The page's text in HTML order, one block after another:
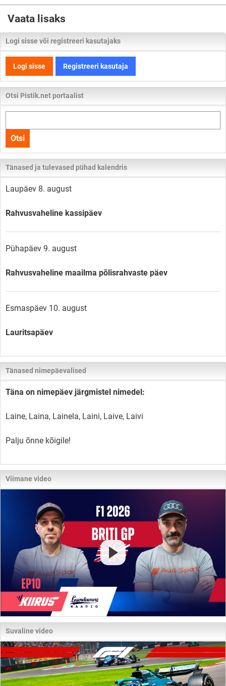
Vaata lisaks
Logi sisse või registreeri kasutajaks
Logi sisse Registreeri kasutaja
Otsi Pistik.net portaalist
kogu
lehelt
Otsi
Tänased ja tulevased pühad kalendris
Laupäev 8. august
Rahvusvaheline kassipäev
Pühapäev 9. august
Rahvusvaheline maailma põlisrahvaste päev
Esmaspäev 10. august
Lauritsapäev
Tänased nimepäevalised
Täna on nimepäev järgmistel nimedel:
Laine, Laina, Lainela, Laini, Laive, Laivi
Palju õnne kõigile!
Viimane video
Suvaline video